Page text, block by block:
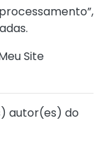
Site
autor(es) do